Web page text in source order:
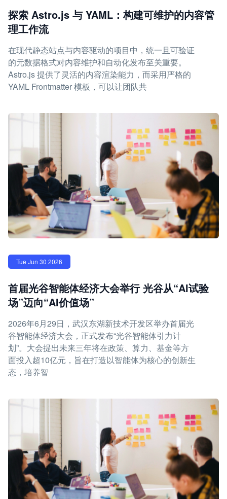
探索 Astro.js 与 YAML：构建可维护的内容管
理工作流
在现代静态站点与内容驱动的项目中，统一且可验证
的元数据格式对内容维护和自动化发布至关重要。
Astro.js 提供了灵活的内容渲染能力，而采用严格的
YAML Frontmatter 模板，可以让团队共
Tue Jun 30 2026
首届光谷智能体经济大会举行 光谷从“AI试验
场”迈向“AI价值场”
2026年6月29日，武汉东湖新技术开发区举办首届光
谷智能体经济大会，正式发布“光谷智能体引力计
划”。大会提出未来三年将在政策、算力、基金等方
面投入超10亿元，旨在打造以智能体为核心的创新生
态，培养智